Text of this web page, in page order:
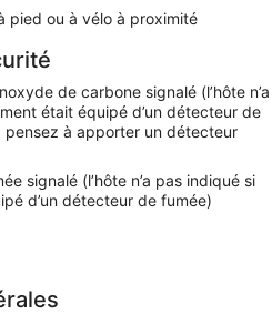
pied ou à vélo à proximité
de carbone signalé (l’hôte n’a
était équipé d’un détecteur de
à apporter un détecteur
signalé (l’hôte n’a pas indiqué si
d’un détecteur de fumée)